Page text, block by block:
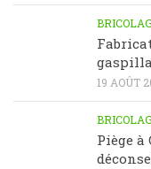
19 AOÛT
Piège